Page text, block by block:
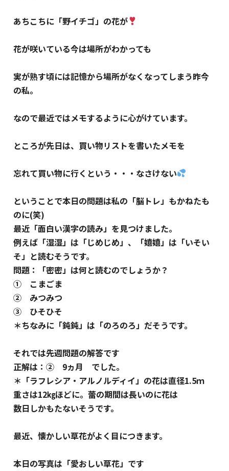
あちこちに「野イチゴ」の花が
花が咲いている今は場所がわかっても
実が熟す頃には記憶から場所がなくなってしまう昨今
の私。
なので最近ではメモするように心がけています。
ところが先日は、買い物リストを書いたメモを
忘れて買い物に行くという・・・なさけない
ということで本日の問題は私の「脳トレ」もかねたも
のに(笑)
最近「面白い漢字の読み」を見つけました。
例えば「湿湿」は「じめじめ」、「嬉嬉」は「いそい
そ」と読むそうです。
問題：「密密」は何と読むのでしょうか？
① こまごま
② みつみつ
③ ひそひそ
＊ちなみに「鈍鈍」は「のろのろ」だそうです。
それでは先週問題の解答です
正解は：② 9ヵ月 でした。
＊「ラフレシア・アルノルディイ」の花は直径1.5ｍ
重さは12㎏ほどに。蕾の期間は長いのに花は
数日しかもたないそうです。
最近、懐かしい草花がよく目につきます。
本日の写真は「愛おしい草花」です